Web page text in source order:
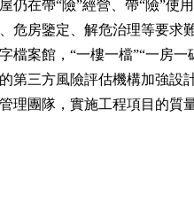
仍在帶“險”經營、帶“險”使
危房鑒定、解危治理等要求
案館，“一樓一檔”“一房一
第三方風險評估機構加強設
理團隊，實施工程項目的質